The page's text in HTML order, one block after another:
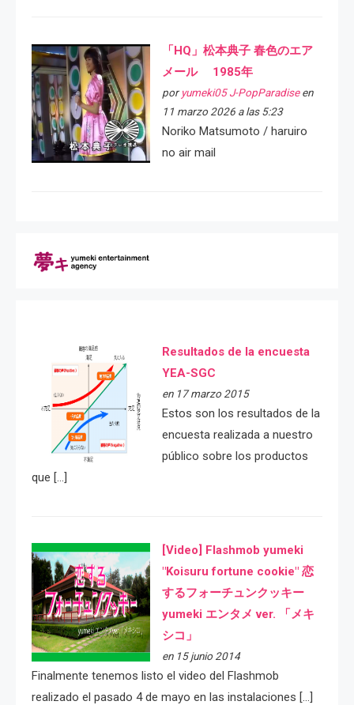
「HQ」松本典子 春色のエア
メール 1985年
por yumeki05 J-PopParadiseen
11 marzo 2026 a las 5:23
Noriko Matsumoto / haruiro
no air mail
Resultados de la encuesta
YEA-SGC
en 17 marzo 2015
Estos son los resultados de la
encuesta realizada a nuestro
público sobre los productos
que […]
[Video] Flashmob yumeki
"Koisuru fortune cookie" 恋
するフォーチュンクッキー
yumeki エンタメ ver. 「メキ
シコ」
en 15 junio 2014
Finalmente tenemos listo el video del Flashmob
realizado el pasado 4 de mayo en las instalaciones […]